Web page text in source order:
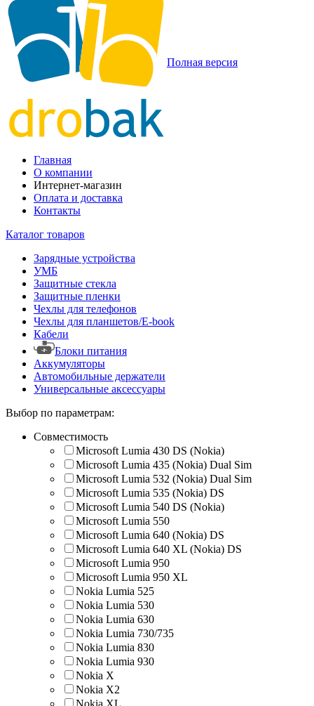
Полная версия
Главная
О компании
Интернет-магазин
Оплата и доставка
Контакты
Каталог товаров
Зарядные устройства
УМБ
Защитные стекла
Защитные пленки
Чехлы для телефонов
Чехлы для планшетов/E-book
Кабели
Блоки питания
Аккумуляторы
Автомобильные держатели
Универсальные аксессуары
Выбор по параметрам:
Совместимость
Microsoft Lumia 430 DS (Nokia)
Microsoft Lumia 435 (Nokia) Dual Sim
Microsoft Lumia 532 (Nokia) Dual Sim
Microsoft Lumia 535 (Nokia) DS
Microsoft Lumia 540 DS (Nokia)
Microsoft Lumia 550
Microsoft Lumia 640 (Nokia) DS
Microsoft Lumia 640 XL (Nokia) DS
Microsoft Lumia 950
Microsoft Lumia 950 XL
Nokia Lumia 525
Nokia Lumia 530
Nokia Lumia 630
Nokia Lumia 730/735
Nokia Lumia 830
Nokia Lumia 930
Nokia X
Nokia X2
Nokia XL